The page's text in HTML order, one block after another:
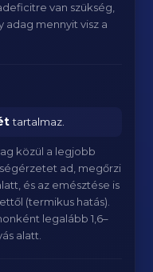
van szükség,
mennyit visz a
tartalmaz.
közül a legjobb
ad, megőrzi
és az emésztése is
(termikus hatás).
legalább 1,6–
alatt.